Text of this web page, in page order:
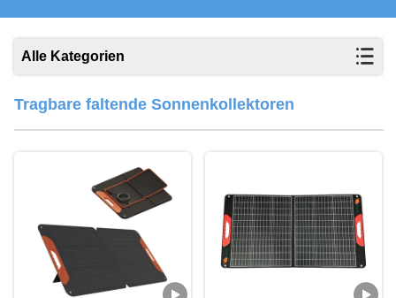
Alle Kategorien
Tragbare faltende Sonnenkollektoren